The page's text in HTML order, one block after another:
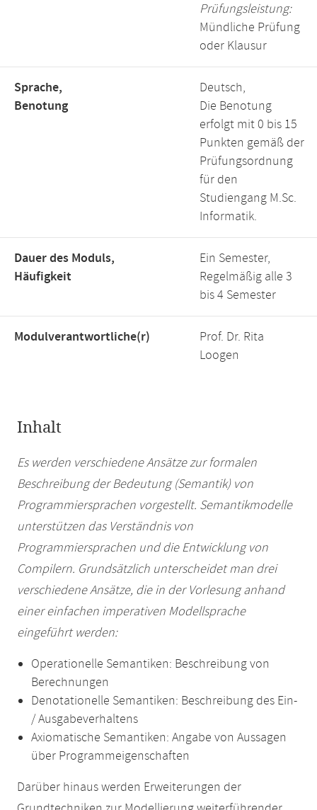
Prüfungsleistung:
Mündliche Prüfung
oder Klausur
Sprache,
Benotung
Deutsch,
Die Benotung
erfolgt mit 0 bis 15
Punkten gemäß der
Prüfungsordnung
für den
Studiengang M.Sc.
Informatik.
Dauer des Moduls,
Häufigkeit
Ein Semester,
Regelmäßig alle 3
bis 4 Semester
Modulverantwortliche(r)
Prof. Dr. Rita
Loogen
Inhalt
Es werden verschiedene Ansätze zur formalen
Beschreibung der Bedeutung (Semantik) von
Programmiersprachen vorgestellt. Semantikmodelle
unterstützen das Verständnis von
Programmiersprachen und die Entwicklung von
Compilern. Grundsätzlich unterscheidet man drei
verschiedene Ansätze, die in der Vorlesung anhand
einer einfachen imperativen Modellsprache
eingeführt werden:
Operationelle Semantiken: Beschreibung von
Berechnungen
Denotationelle Semantiken: Beschreibung des Ein-
/ Ausgabeverhaltens
Axiomatische Semantiken: Angabe von Aussagen
über Programmeigenschaften
Darüber hinaus werden Erweiterungen der